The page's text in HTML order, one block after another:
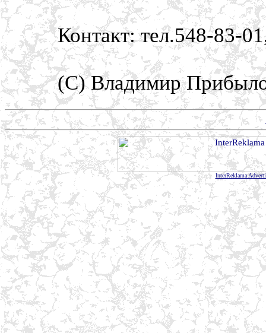
Контакт: тел.548-83-
(С) Владимир
InterReklama